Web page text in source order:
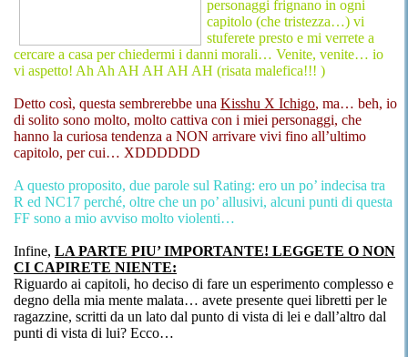
personaggi frignano in ogni
capitolo (che tristezza…) vi
stuferete presto e mi verrete a
cercare a casa per chiedermi i danni morali… Venite, venite… io
vi aspetto! Ah Ah AH AH AH AH (risata malefica!!! )
Detto così, questa sembrerebbe una Kisshu X Ichigo, ma… beh, io
di solito sono molto, molto cattiva con i miei personaggi, che
hanno la curiosa tendenza a NON arrivare vivi fino all’ultimo
capitolo, per cui… XDDDDDD
A questo proposito, due parole sul Rating: ero un po’ indecisa tra
R ed NC17 perché, oltre che un po’ allusivi, alcuni punti di questa
FF sono a mio avviso molto violenti…
Infine, LA PARTE PIU’ IMPORTANTE! LEGGETE O NON
CI CAPIRETE NIENTE:
Riguardo ai capitoli, ho deciso di fare un esperimento complesso e
degno della mia mente malata… avete presente quei libretti per le
ragazzine, scritti da un lato dal punto di vista di lei e dall’altro dal
punti di vista di lui? Ecco…